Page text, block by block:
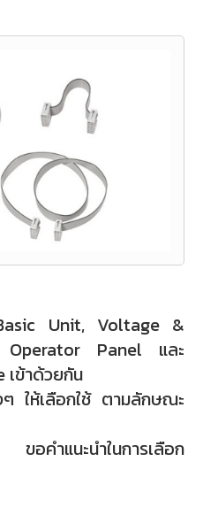
Unit, Voltage &
Operator Panel และ
เข้าด้วยกัน
ๆ ให้เลือกใช้ ตามลักษณะ
คำแนะนำในการเลือก